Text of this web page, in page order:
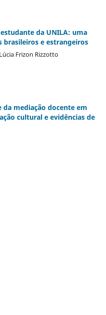
da UNILA: uma
brasileiros e estrangeiros
Frizon Rizzotto
da mediação docente em
cultural e evidências de